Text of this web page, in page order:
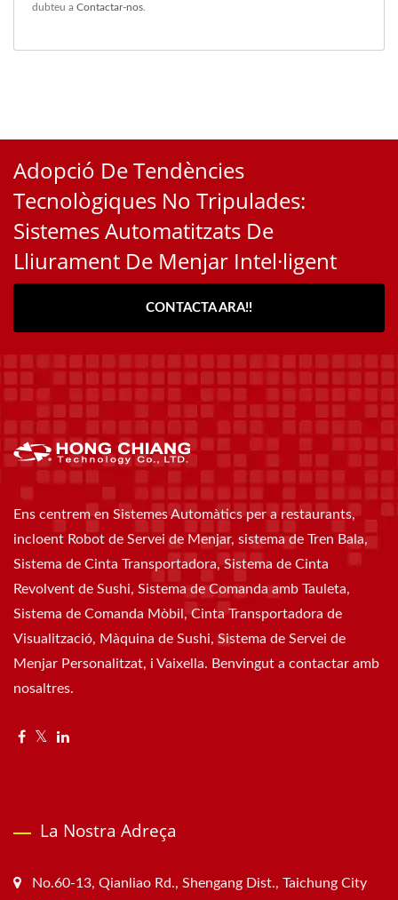
dubteu a Contactar-nos
Adopció De Tendències
Tecnològiques No Tripulades:
Sistemes Automatitzats De
Lliurament De Menjar Intel·ligent
CONTACTA ARA!!
Ens centrem en Sistemes Automàtics per a restaurants,
incloent Robot de Servei de Menjar, sistema de Tren Bala,
Sistema de Cinta Transportadora, Sistema de Cinta
Revolvent de Sushi, Sistema de Comanda amb Tauleta,
Sistema de Comanda Mòbil, Cinta Transportadora de
Visualització, Màquina de Sushi, Sistema de Servei de
Menjar Personalitzat, i Vaixella. Benvingut a contactar amb
nosaltres.
La Nostra Adreça
No.60-13, Qianliao Rd., Shengang Dist., Taichung City